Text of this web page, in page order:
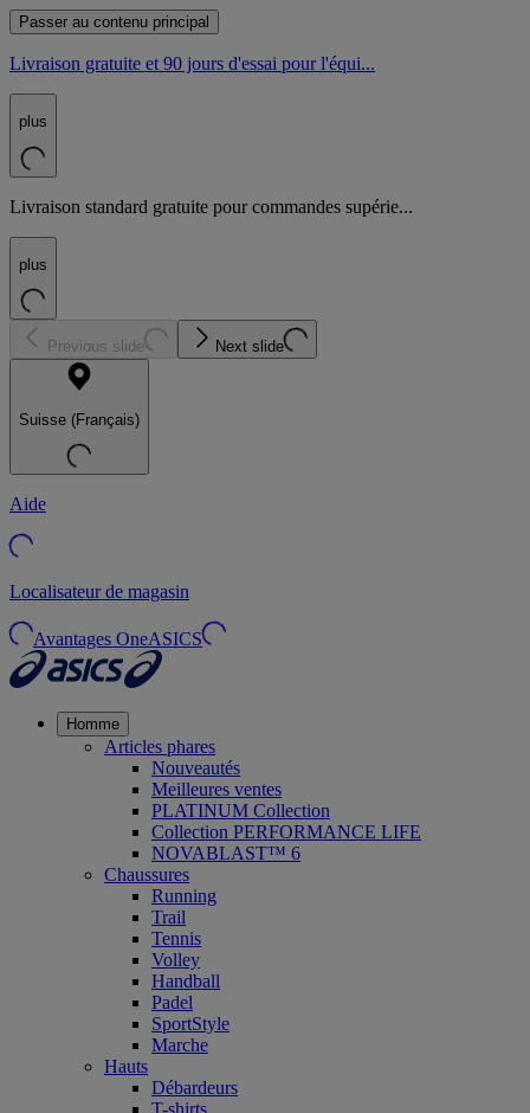
Passer au contenu principal
Livraison gratuite et 90 jours d'essai pour l'équi...
plus
Livraison standard gratuite pour commandes supérie...
plus
Previous slide Next slide
Suisse (Français)
Aide
Localisateur de magasin
Avantages OneASICS
Homme
Articles phares
Nouveautés
Meilleures ventes
PLATINUM Collection
Collection PERFORMANCE LIFE
NOVABLAST™ 6
Chaussures
Running
Trail
Tennis
Volley
Handball
Padel
SportStyle
Marche
Hauts
Débardeurs
T-shirts